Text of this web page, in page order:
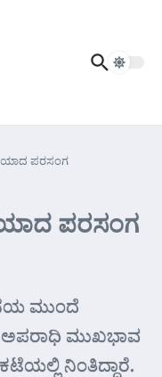
ಪರಸಂಗ
ಪರಸಂಗ
ಮುಂದೆ
ಅಪರಾಧಿ ಮುಖಭಾವ
ನಿಂತಿದ್ದಾರೆ.